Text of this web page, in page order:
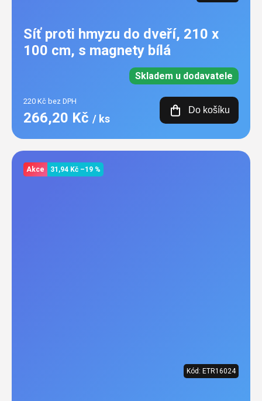
Síť proti hmyzu do dveří, 210 x
100 cm, s magnety bílá
Skladem u dodavatele
220 Kč bez DPH
266,20 Kč / ks
Do košíku
Akce 31,94 Kč –19 %
Kód: ETR16024